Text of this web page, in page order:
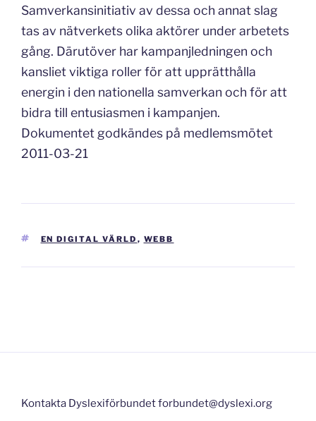
Samverkansinitiativ av dessa och annat slag
tas av nätverkets olika aktörer under arbetets
gång. Därutöver har kampanjledningen och
kansliet viktiga roller för att upprätthålla
energin i den nationella samverkan och för att
bidra till entusiasmen i kampanjen.
Dokumentet godkändes på medlemsmötet
2011-03-21
TAGGAR
EN DIGITAL VÄRLD , WEBB
Kontakta Dyslexiförbundet forbundet@dyslexi.org